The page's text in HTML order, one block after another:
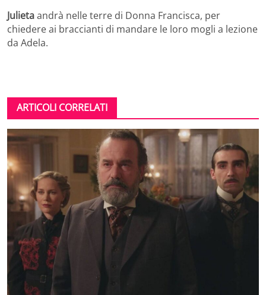
Julietaandrà nelle terre di Donna Francisca, per
chiedere ai braccianti di mandare le loro mogli a lezione
da Adela.
ARTICOLI CORRELATI